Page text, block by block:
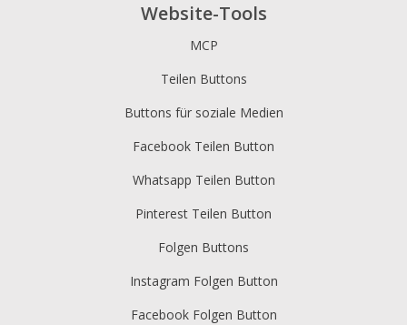
Website-Tools
MCP
Teilen Buttons
Buttons für soziale Medien
Facebook Teilen Button
Whatsapp Teilen Button
Pinterest Teilen Button
Folgen Buttons
Instagram Folgen Button
Facebook Folgen Button